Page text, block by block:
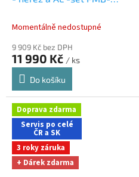
zdarma při nákupu na e-
Momentálně nedostupné
9 909 Kč bez DPH
11 990 Kč / ks
Do košíku
Doprava zdarma
Servis po celé
ČR a SK
3 roky záruka
+ Dárek zdarma